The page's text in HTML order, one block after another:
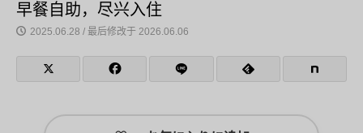
早餐自助，尽兴入住
2025.06.28 / 最后修改于 2026.06.06